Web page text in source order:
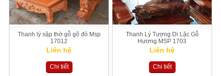
Thanh lý sập thờ gỗ gõ đỏ Msp
17012
Liên hệ
Chi tiết
Thanh Lý Tượng Di Lặc Gỗ
Hương MSP 1703
Liên hệ
Chi tiết